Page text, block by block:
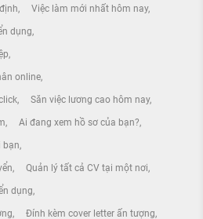
Việc làm mới nhất hôm nay
dụng
online
Săn việc lương cao hôm nay
Ai đang xem hồ sơ của bạn?
bạn
Quản lý tất cả CV tại một nơi
dụng
Đính kèm cover letter ấn tượng